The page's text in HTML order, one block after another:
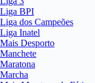
Liga BPI
Liga dos Campeões
Liga Inatel
Mais Desporto
Manchete
Maratona
Marcha